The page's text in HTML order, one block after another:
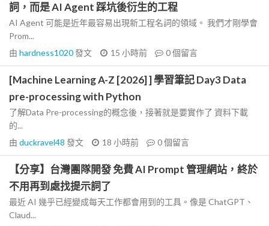
詞，而是 AI Agent 踩坑後衍生的工程
AI Agent 可能是近年最容易出現新工程名詞的領域。 我們才剛學會
Prom...
由 hardness1020發文 15 小時前 0個留言
[Machine Learning A-Z [2026] ] 學習筆記 Day3 Data
pre-processing with Python
了解Data Pre-processing的概念後，接著就是要實作了 資料下載
的...
由 duckravel48 發文 18 小時前 0個留言
【分享】台灣團隊開發 免費 AI Prompt 管理網站，終於
不用再到處找提示詞了
最近 AI 幾乎已經變成每天工作都會用到的工具。像是 ChatGPT、
Claud...